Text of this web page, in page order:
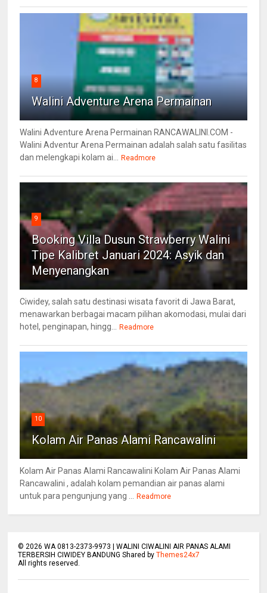
8
Walini Adventure Arena Permainan
Walini Adventure Arena Permainan RANCAWALINI.COM -
Walini Adventur Arena Permainan adalah salah satu fasilitas
dan melengkapi kolam ai...
Readmore
9
Booking Villa Dusun Strawberry Walini
Tipe Kalibret Januari 2024: Asyik dan
Menyenangkan
Ciwidey, salah satu destinasi wisata favorit di Jawa Barat,
menawarkan berbagai macam pilihan akomodasi, mulai dari
hotel, penginapan, hingg...
Readmore
10
Kolam Air Panas Alami Rancawalini
Kolam Air Panas Alami Rancawalini Kolam Air Panas Alami
Rancawalini , adalah kolam pemandian air panas alami
untuk para pengunjung yang ...
Readmore
© 2026 WA 0813-2373-9973 | WALINI CIWALINI AIR PANAS ALAMI
TERBERSIH CIWIDEY BANDUNG Shared byThemes24x7
All rights reserved.